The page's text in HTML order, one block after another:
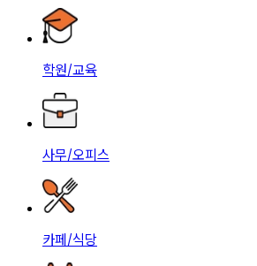
학원/교육
사무/오피스
카페/식당